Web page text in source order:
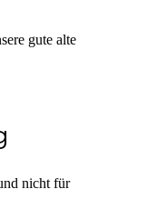
gute alte
nicht für